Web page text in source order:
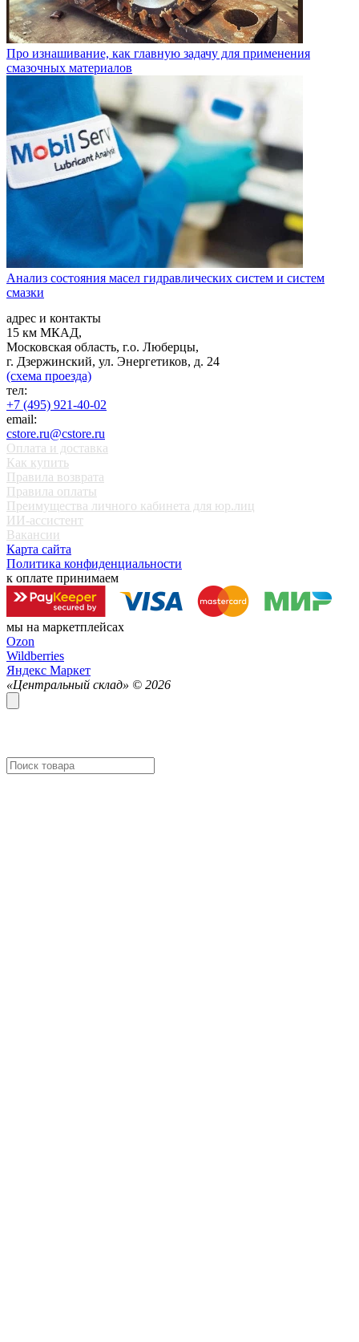
Про изнашивание, как главную задачу для применения
смазочных материалов
Анализ состояния масел гидравлических систем и систем
смазки
адрес и контакты
15 км МКАД,
Московская область, г.о. Люберцы,
г. Дзержинский, ул. Энергетиков, д. 24
(схема проезда)
тел:
+7 (495) 921-40-02
email:
cstore.ru@cstore.ru
Оплата и доставка
Как купить
Правила возврата
Правила оплаты
Преимущества личного кабинета для юр.лиц
ИИ-ассистент
Вакансии
Карта сайта
Политика конфиденциальности
к оплате принимаем
мы на маркетплейсах
Ozon
Wildberries
Яндекс Маркет
«Центральный склад» © 2026